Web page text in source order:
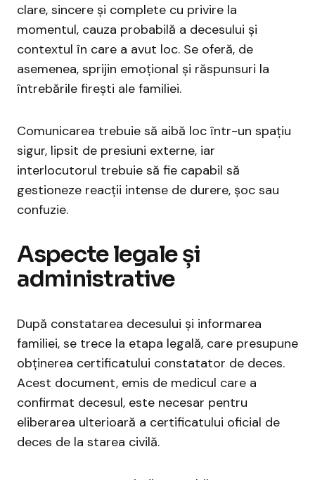
clare, sincere și complete cu privire la
momentul, cauza probabilă a decesului și
contextul în care a avut loc. Se oferă, de
asemenea, sprijin emoțional și răspunsuri la
întrebările firești ale familiei.
Comunicarea trebuie să aibă loc într-un spațiu
sigur, lipsit de presiuni externe, iar
interlocutorul trebuie să fie capabil să
gestioneze reacții intense de durere, șoc sau
confuzie.
Aspecte legale și
administrative
După constatarea decesului și informarea
familiei, se trece la etapa legală, care presupune
obținerea certificatului constatator de deces.
Acest document, emis de medicul care a
confirmat decesul, este necesar pentru
eliberarea ulterioară a certificatului oficial de
deces de la starea civilă.